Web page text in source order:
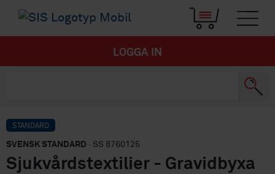
LOGGA IN
STANDARD
SVENSK STANDARD · SS 8760125
Sjukvårdstextilier - Gravidbyxa